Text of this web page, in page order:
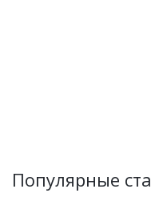
Популярные